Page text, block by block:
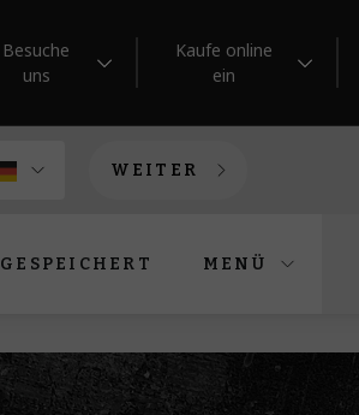
Besuche
uns
Kaufe online
ein
WEITER
GESPEICHERT MENÜ